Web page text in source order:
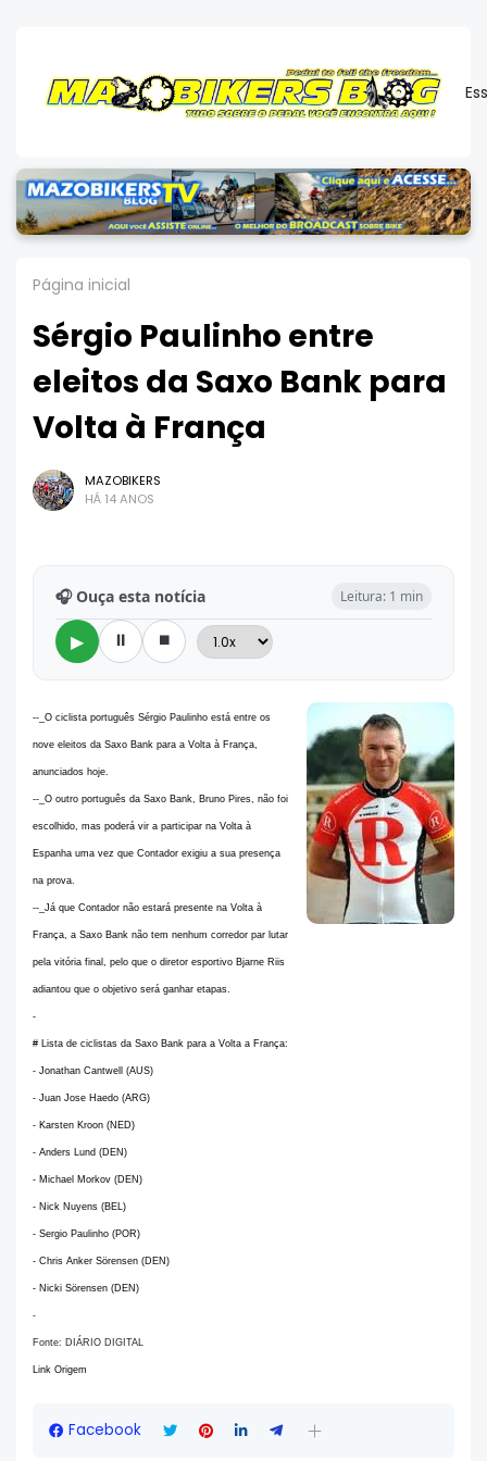
Página inicial
Sérgio Paulinho entre
eleitos da Saxo Bank para
Volta à França
MAZOBIKERS
HÁ 14 ANOS
🎧 Ouça esta notícia Leitura: 1 min
▶ ⏸ ⏹
--_O ciclista português Sérgio Paulinho está entre os
nove eleitos da Saxo Bank para a Volta à França,
anunciados hoje.
--_O outro português da Saxo Bank, Bruno Pires, não foi
escolhido, mas poderá vir a participar na Volta à
Espanha uma vez que Contador exigiu a sua presença
na prova.
--_Já que Contador não estará presente na Volta à
França, a Saxo Bank não tem nenhum corredor par lutar
pela vitória final, pelo que o diretor esportivo Bjarne Riis
adiantou que o objetivo será ganhar etapas.
-
# Lista de ciclistas da Saxo Bank para a Volta a França:
- Jonathan Cantwell (AUS)
- Juan Jose Haedo (ARG)
- Karsten Kroon (NED)
- Anders Lund (DEN)
- Michael Morkov (DEN)
- Nick Nuyens (BEL)
- Sergio Paulinho (POR)
- Chris Anker Sörensen (DEN)
- Nicki Sörensen (DEN)
-
Fonte: DIÁRIO DIGITAL
Link Origem
Facebook